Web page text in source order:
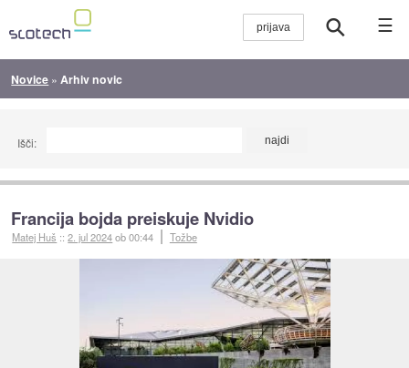
☰
Novice » Arhiv novic
Išči:
Francija bojda preiskuje Nvidio
Matej Huš ::2. jul 2024ob 00:44 Tožbe